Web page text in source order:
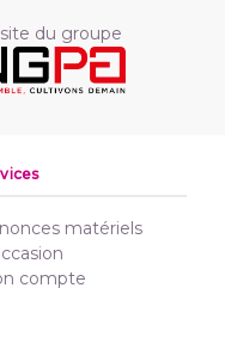
du groupe
matériels
compte